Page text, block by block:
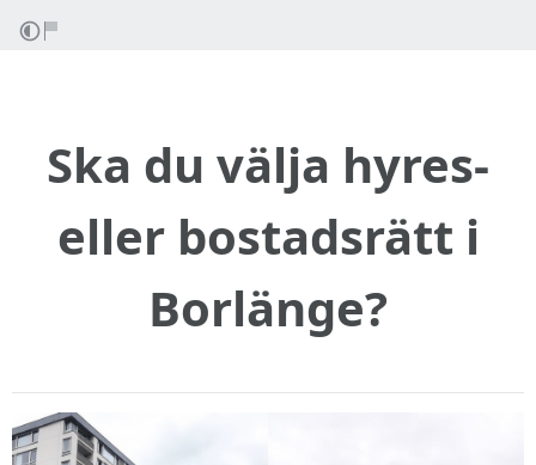
Ska du välja hyres-
eller bostadsrätt i
Borlänge?